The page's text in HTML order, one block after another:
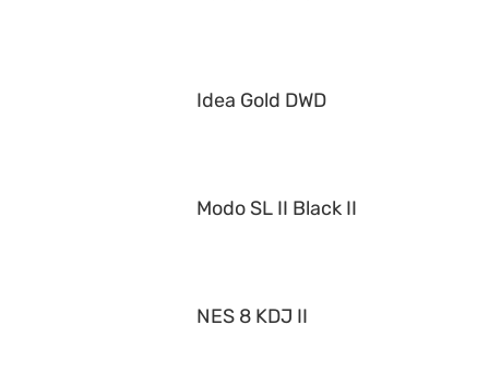
Idea Gold DWD
Modo SL II Black II
NES 8 KDJ II